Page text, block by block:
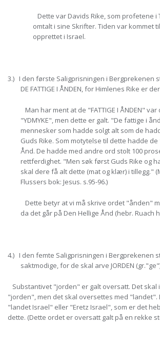
Dette var Davids Rike, som profetene i
omtalt i sine Skrifter. Tiden var kommet
opprettet i Israel.
3.) I den første Saligprisningen i Bergprekenen
DE FATTIGE I ÅNDEN, for Himlenes Rike er
Man har ment at de "FATTIGE I ÅNDEN"
"YDMYKE", men dette er galt. "De fattige i
mennesker som hadde solgt alt som de
Guds Rike. Som motytelse til dette hadde
Ånd. De hadde med andre ord stolt 100
rettferdighet. "Men søk først Guds Rike og
skal dere få alt dette (mat og klær) i tillegg."
Flussers bok: Jesus. s.95-96.)
Dette betyr at vi må skrive ordet "ånden"
da det går på Den Hellige Ånd (hebr. Ruach
4.) I den femte Saligprisningen i Bergprekenen
saktmodige, for de skal arve JORDEN
Substantivet "jorden" er galt oversatt. Det skal
"jorden", men det skal oversettes med "landet".
"landet Israel" eller "Eretz Israel", som er det
dette. (Dette ordet er oversatt galt på en rekke